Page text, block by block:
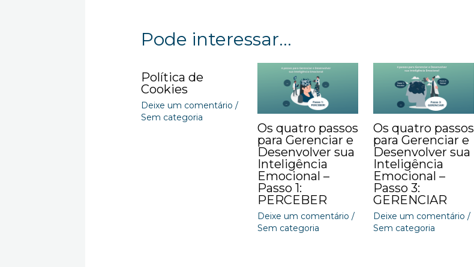
Pode interessar...
Política de
Cookies
Deixe um comentário /
Sem categoria
Os quatro passos
para Gerenciar e
Desenvolver sua
Inteligência
Emocional –
Passo 1:
PERCEBER
Deixe um comentário /
Sem categoria
Os quatro passos
para Gerenciar e
Desenvolver sua
Inteligência
Emocional –
Passo 3:
GERENCIAR
Deixe um comentário /
Sem categoria